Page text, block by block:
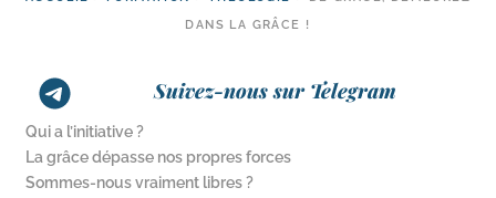
DANS LA GRÂCE !
Suivez-nous sur Telegram
Qui a l’initiative ?
La grâce dépasse nos propres forces
Sommes-​nous vraiment libres ?